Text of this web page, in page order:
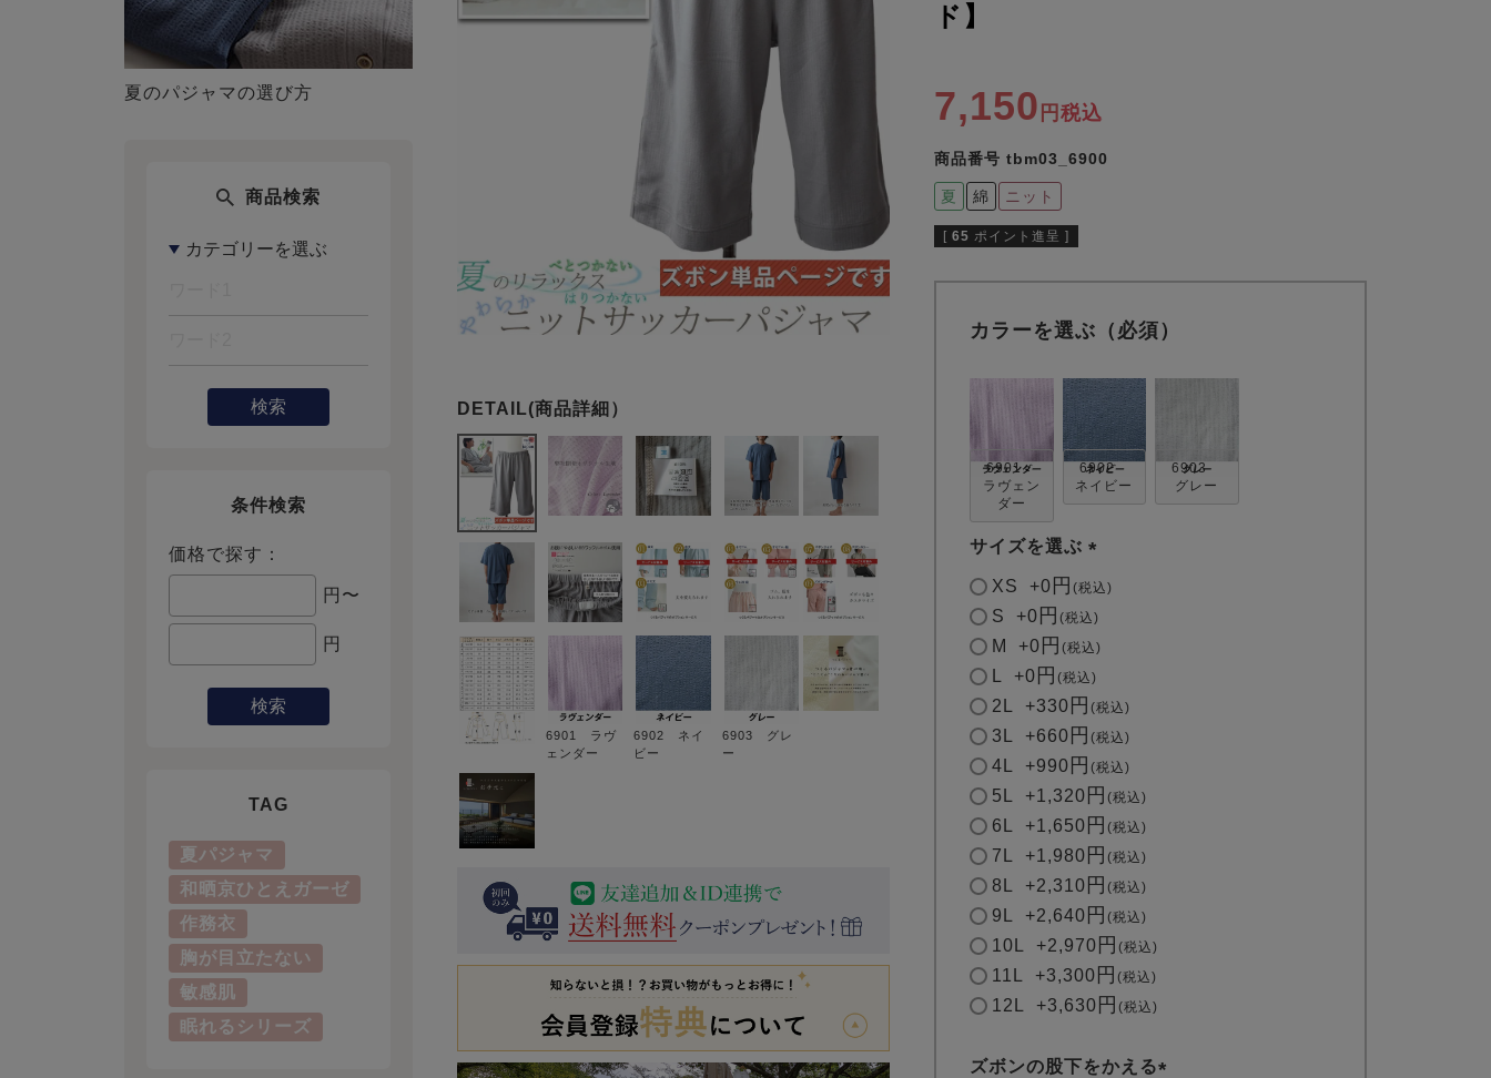
夏のパジャマの選び方
商品検索
検索
条件検索
価格で探す：
円〜
円
検索
TAG
夏パジャマ
和晒京ひとえガーゼ
作務衣
胸が目立たない
敏感肌
眠れるシリーズ
6901 ラヴ
ェンダー
6902 ネイ
ビー
6903 グレ
ー
ド】
7,150 税込
商品番号 tbm03_6900
夏 綿 ニット
[ 65 ポイント進呈 ]
カラーを選ぶ（必須）
6901
ラヴェン
ダー
6902
ネイビー
6903
グレー
サイズを選ぶ
(
)
XS +0 税込
S +0 税込
M +0 税込
+0 税込
2L +330 税込
3L +660 税込
4L +990 税込
5L +1,320 税込
6L +1,650 税込
7L +1,980 税込
8L +2,310 税込
9L +2,640 税込
10L +2,970 税込
11L +3,300 税込
12L +3,630 税込
ズボンの股下をかえる